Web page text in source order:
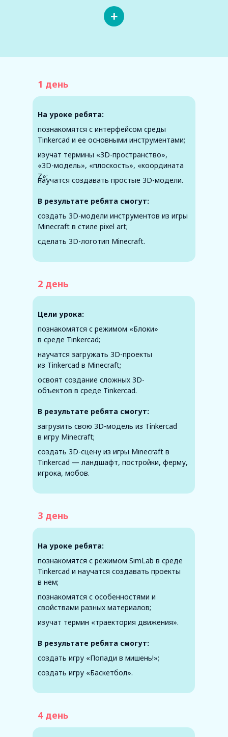
+
На уроке ребята:
В результате ребята смогут:
1 день
познакомятся с интерфейсом среды
Tinkercad и ее основными инструментами;
научатся создавать простые 3D-модели.
создать 3D-модели инструментов из игры
Minecraft в стиле pixel art;
сделать 3D-логотип Minecraft.
Цели урока:
В результате ребята смогут:
2 день
познакомятся с режимом «Блоки»
в среде Tinkercad;
научатся загружать 3D-проекты
из Tinkercad в Minecraft;
освоят создание сложных 3D-
объектов в среде Tinkercad.
загрузить свою 3D-модель из Tinkercad
в игру Minecraft;
создать 3D-сцену из игры Minecraft в
Tinkercad — ландшафт, постройки, ферму,
игрока, мобов.
На уроке ребята:
В результате ребята смогут:
3 день
создать игру «Попади в мишень!»;
создать игру «Баскетбол».
познакомятся с режимом SimLab в среде
Tinkercad и научатся создавать проекты
в нем;
познакомятся с особенностями и
свойствами разных материалов;
изучат термин «траектория движения».
4 день
изучат термины «3D-пространство»,
«3D-модель», «плоскость», «координата
Z»;